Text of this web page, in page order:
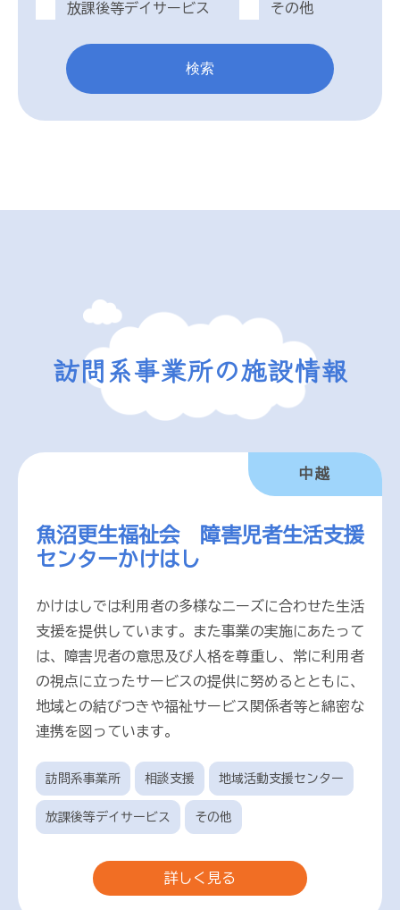
放課後等デイサービス その他
検索
訪問系事業所の施設情報
魚沼更生福祉会 障害児者生活支援
センターかけはし
中越
かけはしでは利用者の多様なニーズに合わせた生活
支援を提供しています。また事業の実施にあたって
は、障害児者の意思及び人格を尊重し、常に利用者
の視点に立ったサービスの提供に努めるとともに、
地域との結びつきや福祉サービス関係者等と綿密な
連携を図っています。
訪問系事業所 相談支援 地域活動支援センター
放課後等デイサービス その他
詳しく見る